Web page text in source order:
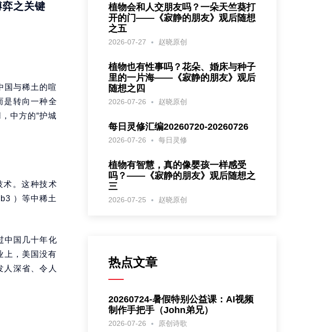
之关键
国与稀土的喧
是转向一种全
中方的“护城
。这种技术
）等中稀土
中国几十年化
上，美国没有
深省、令人
植物会和人交朋友吗？一朵天竺葵打
开的门——《寂静的朋友》观后随想
之五
2026-07-27 赵晓原创
植物也有性事吗？花朵、婚床与种子
里的一片海——《寂静的朋友》观后
随想之四
2026-07-26 赵晓原创
每日灵修汇编20260720-20260726
2026-07-26 每日灵修
植物有智慧，真的像婴孩一样感受
吗？——《寂静的朋友》观后随想之
三
2026-07-25 赵晓原创
热点文章
20260724-暑假特别公益课：AI视频
制作手把手（John弟兄）
2026-07-26 原创诗歌